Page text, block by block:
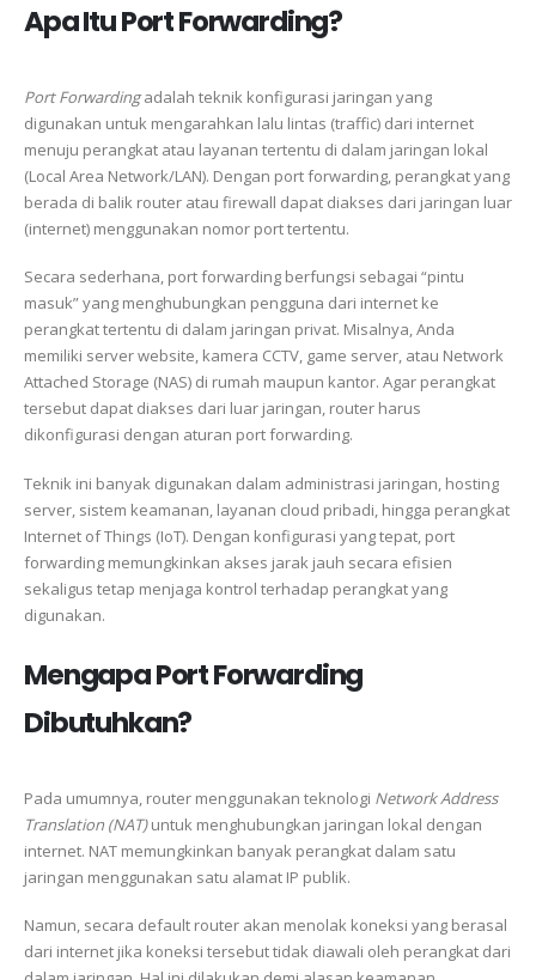
Apa Itu Port Forwarding?
Port Forwardingadalah teknik konfigurasi jaringan yang
digunakan untuk mengarahkan lalu lintas (traffic) dari internet
menuju perangkat atau layanan tertentu di dalam jaringan lokal
(Local Area Network/LAN). Dengan port forwarding, perangkat yang
berada di balik router atau firewall dapat diakses dari jaringan luar
(internet) menggunakan nomor port tertentu.
Secara sederhana, port forwarding berfungsi sebagai “pintu
masuk” yang menghubungkan pengguna dari internet ke
perangkat tertentu di dalam jaringan privat. Misalnya, Anda
memiliki server website, kamera CCTV, game server, atau Network
Attached Storage (NAS) di rumah maupun kantor. Agar perangkat
tersebut dapat diakses dari luar jaringan, router harus
dikonfigurasi dengan aturan port forwarding.
Teknik ini banyak digunakan dalam administrasi jaringan, hosting
server, sistem keamanan, layanan cloud pribadi, hingga perangkat
Internet of Things (IoT). Dengan konfigurasi yang tepat, port
forwarding memungkinkan akses jarak jauh secara efisien
sekaligus tetap menjaga kontrol terhadap perangkat yang
digunakan.
Mengapa Port Forwarding
Dibutuhkan?
Pada umumnya, router menggunakan teknologi Network Address
Translation (NAT)untuk menghubungkan jaringan lokal dengan
internet. NAT memungkinkan banyak perangkat dalam satu
jaringan menggunakan satu alamat IP publik.
Namun, secara default router akan menolak koneksi yang berasal
dari internet jika koneksi tersebut tidak diawali oleh perangkat dari